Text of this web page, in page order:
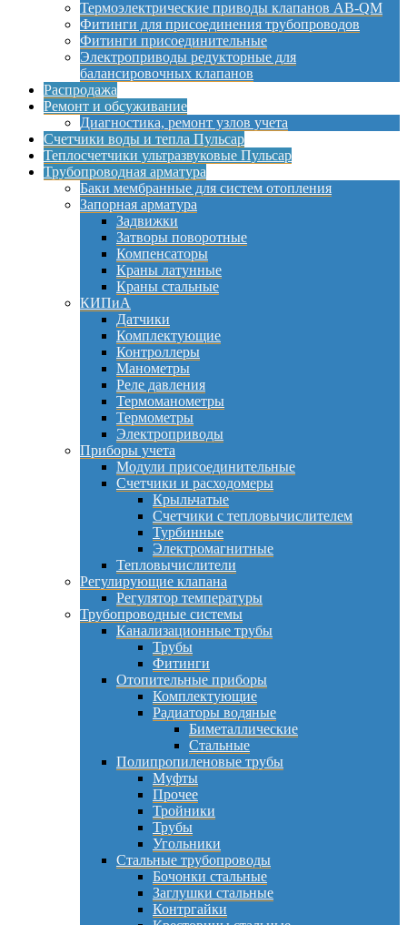
Термоэлектрические приводы клапанов AB-QM
Фитинги для присоединения трубопроводов
Фитинги присоединительные
Электроприводы редукторные для
балансировочных клапанов
Распродажа
Ремонт и обсуживание
Диагностика, ремонт узлов учета
Счетчики воды и тепла Пульсар
Теплосчетчики ультразвуковые Пульсар
Трубопроводная арматура
Баки мембранные для систем отопления
Запорная арматура
Задвижки
Затворы поворотные
Компенсаторы
Краны латунные
Краны стальные
КИПиА
Датчики
Комплектующие
Контроллеры
Манометры
Реле давления
Термоманометры
Термометры
Электроприводы
Приборы учета
Модули присоединительные
Счетчики и расходомеры
Крыльчатые
Счетчики с тепловычислителем
Турбинные
Электромагнитные
Тепловычислители
Регулирующие клапана
Регулятор температуры
Трубопроводные системы
Канализационные трубы
Трубы
Фитинги
Отопительные приборы
Комплектующие
Радиаторы водяные
Биметаллические
Стальные
Полипропиленовые трубы
Муфты
Прочее
Тройники
Трубы
Угольники
Стальные трубопроводы
Бочонки стальные
Заглушки стальные
Контргайки